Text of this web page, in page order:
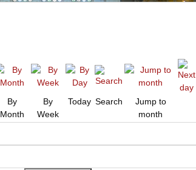
By
Month
By
Week
Today Search
Jump to
month